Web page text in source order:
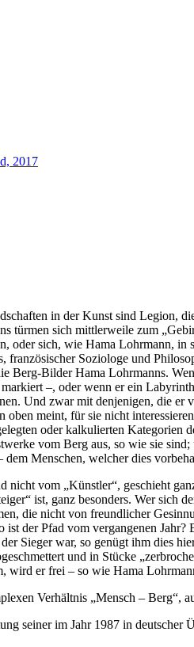
in der Kunst sind Legion,
türmen sich mittlerweile zum
oder sich, wie Hama Lohrmann,
französischer Soziologe und
Berg-Bilder Hama Lohrmanns.
–, oder wenn er ein
Und zwar mit denjenigen, die
meint, für sie nicht
oder kalkulierten
vom Berg aus, so wie sie
Menschen, welcher dies
nicht vom „Künstler“, geschieht
ist, ganz besonders. Wer sich
die nicht von freundlicher
der Pfad vom vergangenen
Sieger war, so genügt ihm dies
und in Stücke
wird er frei – so wie Hama
Verhältnis „Mensch –
seiner im Jahr 1987 in deutscher